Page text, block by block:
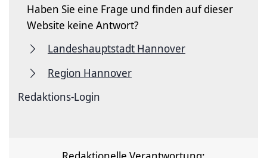
Haben Sie eine Frage und finden auf dieser
Website keine Antwort?
Landeshauptstadt Hannover
Region Hannover
Redaktions-Login